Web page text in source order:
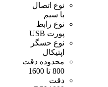
نوع اتصال
با سیم
نوع رابط
پورت USB
نوع حسگر
اپتیکال
محدوده دقت
800 تا 1600
دقت